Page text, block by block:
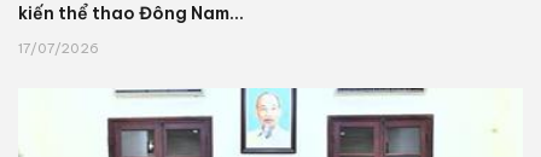
kiến thể thao Đông Nam...
17/07/2026